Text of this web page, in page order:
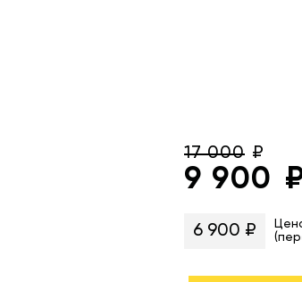
17 000
9 900
6 900 ₽